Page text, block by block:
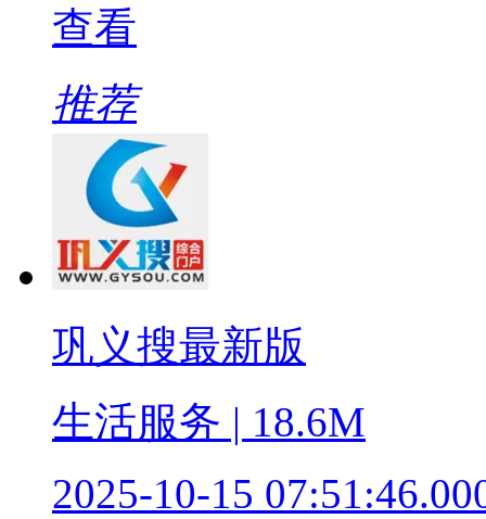
查看
推荐
巩义搜最新版
生活服务 | 18.6M
2025-10-15